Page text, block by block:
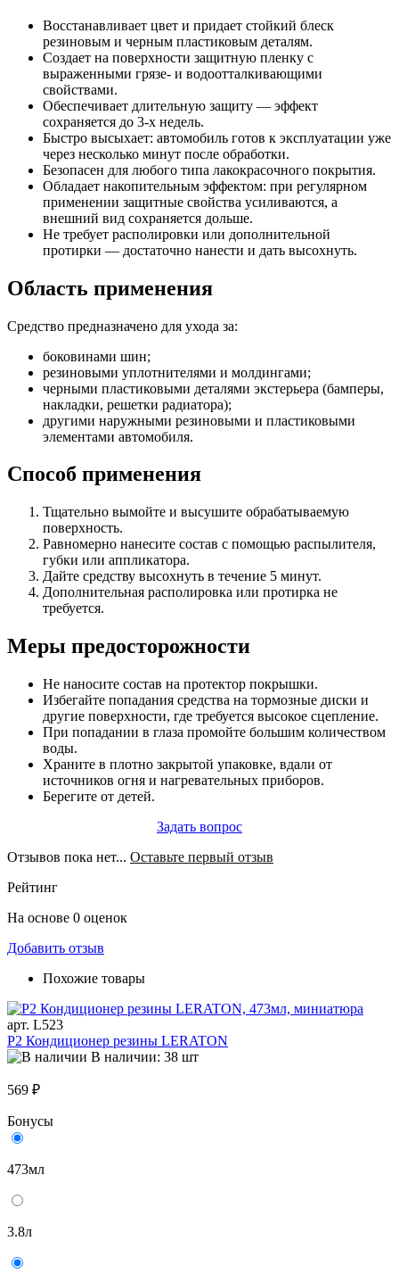
Восстанавливает цвет и придает стойкий блеск
резиновым и черным пластиковым деталям.
Создает на поверхности защитную пленку с
выраженными грязе- и водоотталкивающими
свойствами.
Обеспечивает длительную защиту — эффект
сохраняется до 3-х недель.
Быстро высыхает: автомобиль готов к эксплуатации уже
через несколько минут после обработки.
Безопасен для любого типа лакокрасочного покрытия.
Обладает накопительным эффектом: при регулярном
применении защитные свойства усиливаются, а
внешний вид сохраняется дольше.
Не требует располировки или дополнительной
протирки — достаточно нанести и дать высохнуть.
Область применения
Средство предназначено для ухода за:
боковинами шин;
резиновыми уплотнителями и молдингами;
черными пластиковыми деталями экстерьера (бамперы,
накладки, решетки радиатора);
другими наружными резиновыми и пластиковыми
элементами автомобиля.
Способ применения
Тщательно вымойте и высушите обрабатываемую
поверхность.
Равномерно нанесите состав с помощью распылителя,
губки или аппликатора.
Дайте средству высохнуть в течение 5 минут.
Дополнительная располировка или протирка не
требуется.
Меры предосторожности
Не наносите состав на протектор покрышки.
Избегайте попадания средства на тормозные диски и
другие поверхности, где требуется высокое сцепление.
При попадании в глаза промойте большим количеством
воды.
Храните в плотно закрытой упаковке, вдали от
источников огня и нагревательных приборов.
Берегите от детей.
Задать вопрос
Отзывов пока нет... Оставьте первый отзыв
Рейтинг
На основе 0 оценок
Добавить отзыв
Похожие товары
арт. L523
P2 Кондиционер резины LERATON
В наличии: 38 шт
569 ₽
Бонусы
473мл
3.8л